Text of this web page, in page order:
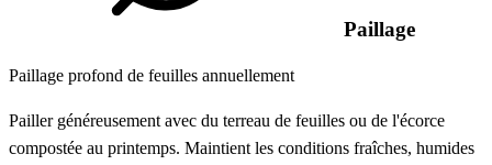
Paillage
Paillage profond de feuilles annuellement
Pailler généreusement avec du terreau de feuilles ou de l'écorce
compostée au printemps. Maintient les conditions fraîches, humides